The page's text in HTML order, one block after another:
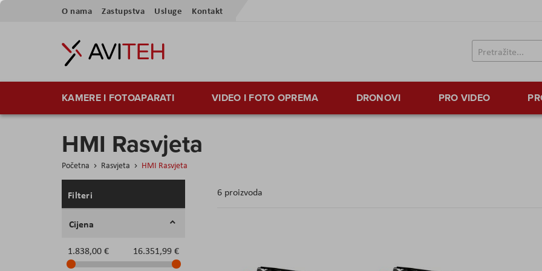
Preskoči
sadržaj
O nama Zastupstva Usluge Kontakt
KAMERE I FOTOAPARATI VIDEO I FOTO OPREMA DRONOVI PRO VIDEO
HMI Rasvjeta
Početna Rasvjeta HMI Rasvjeta
6proizvoda
Filteri
Cijena
1.838,00 € 16.351,99 €